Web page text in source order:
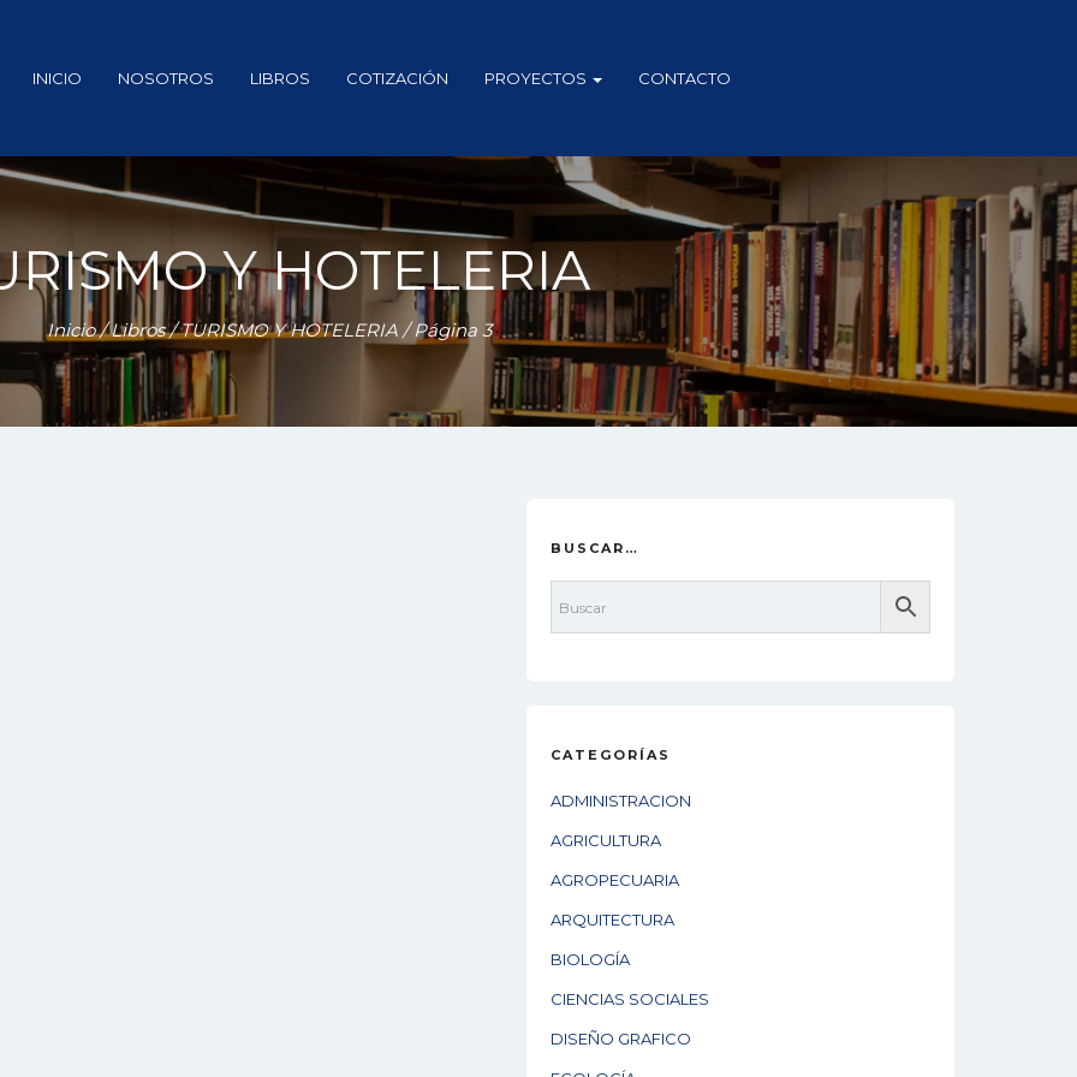
INICIO NOSOTROS LIBROS COTIZACIÓN PROYECTOS CONTACTO
Y HOTELERIA
Inicio/Libros/TURISMO Y HOTELERIA / Página 3
BUSCAR…
CATEGORÍAS
ADMINISTRACION
AGRICULTURA
AGROPECUARIA
ARQUITECTURA
BIOLOGÍA
CIENCIAS SOCIALES
DISEÑO GRAFICO